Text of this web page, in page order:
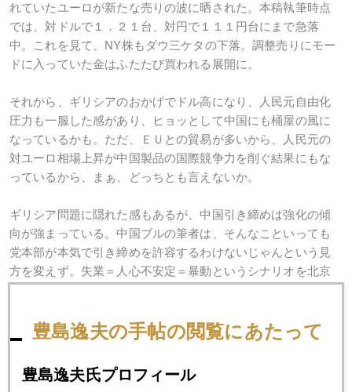
れていたユーロが新たな売りの波に晒された。本稿執筆時点
では、対ドルで１．２１台、対円で１１１円台にまで急落
中。これを見て、NY株もダウ三ケタの下落。調整売りにモー
ドに入っていた金はふたたび買われる展開に。
それから、ギリシアのおかげでドル高になり、人民元自由化
圧力も一服した感があり、ヒョッとして中国にも桶屋の風に
なっているかも。ただ、ＥＵとの貿易が多いから、人民元の
対ユーロ相場上昇が中国製品の国際競争力を削ぐ結果にもな
っているから、まぁ、どっちとも言えないか。
ギリシア問題に隠れた感もあるが、中国引き締めは強化の傾
向が強まっている。中国ブルの筆者は、そんなこといっても
党本部が本気で引き締めを許容するわけないじゃんという見
方を変えず。失業＝人心不安定＝暴動というシナリオを北京
戦艦大和級の経済を引き上げることは出来ない。年率８％以
上の成長なくしては立ち行かないのも中国経済の実態。
それになんといっても中国は低レバレッジの国。民間債務の
豊島逸夫の手帖の閲覧にあたって
豊島逸夫氏プロフィール